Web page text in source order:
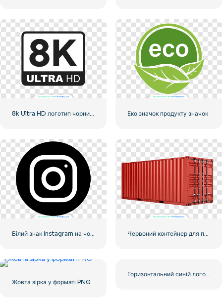
Еко значок продукту значок
Білий знак Instagram на чорному колі Червоний контейнер для перевезення вантажів морем
Жовта зірка у форматі PNG
Горизонтальний синій логотип Facebook